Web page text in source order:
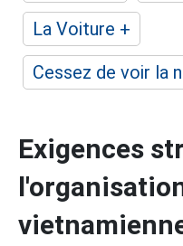
La Voiture +
Cessez de voir la
Exigences